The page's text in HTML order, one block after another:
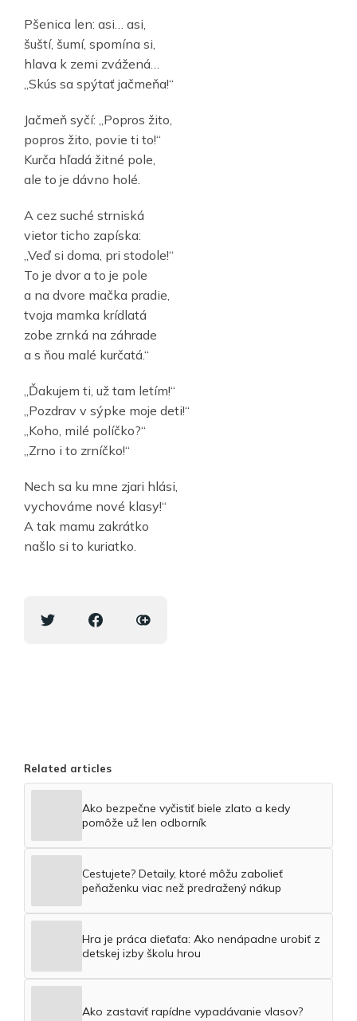
Pšenica len: asi… asi,
šuští, šumí, spomína si,
hlava k zemi zvážená…
„Skús sa spýtať jačmeňa!“
Jačmeň syčí: „Popros žito,
popros žito, povie ti to!“
Kurča hľadá žitné pole,
ale to je dávno holé.
A cez suché strniská
vietor ticho zapíska:
„Veď si doma, pri stodole!“
To je dvor a to je pole
a na dvore mačka pradie,
tvoja mamka krídlatá
zobe zrnká na záhrade
a s ňou malé kurčatá.“
„Ďakujem ti, už tam letím!“
„Pozdrav v sýpke moje deti!“
„Koho, milé políčko?“
„Zrno i to zrníčko!“
Nech sa ku mne zjari hlási,
vychováme nové klasy!“
A tak mamu zakrátko
našlo si to kuriatko.
Related articles
Ako bezpečne vyčistiť biele zlato a kedy
pomôže už len odborník
Cestujete? Detaily, ktoré môžu zabolieť
peňaženku viac než predražený nákup
Hra je práca dieťaťa: Ako nenápadne urobiť z
detskej izby školu hrou
Ako zastaviť rapídne vypadávanie vlasov?